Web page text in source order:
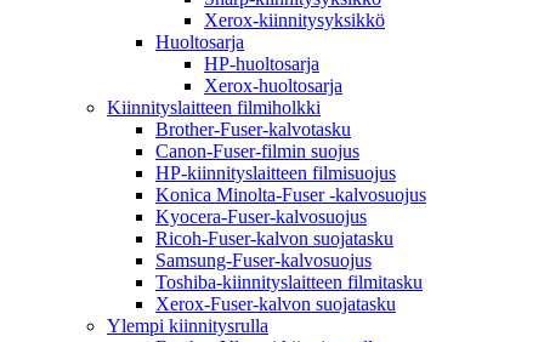
Xerox-kiinnitysyksikkö
Huoltosarja
HP-huoltosarja
Xerox-huoltosarja
Kiinnityslaitteen filmiholkki
Brother-Fuser-kalvotasku
Canon-Fuser-filmin suojus
HP-kiinnityslaitteen filmisuojus
Konica Minolta-Fuser -kalvosuojus
Kyocera-Fuser-kalvosuojus
Ricoh-Fuser-kalvon suojatasku
Samsung-Fuser-kalvosuojus
Toshiba-kiinnityslaitteen filmitasku
Xerox-Fuser-kalvon suojatasku
Ylempi kiinnitysrulla